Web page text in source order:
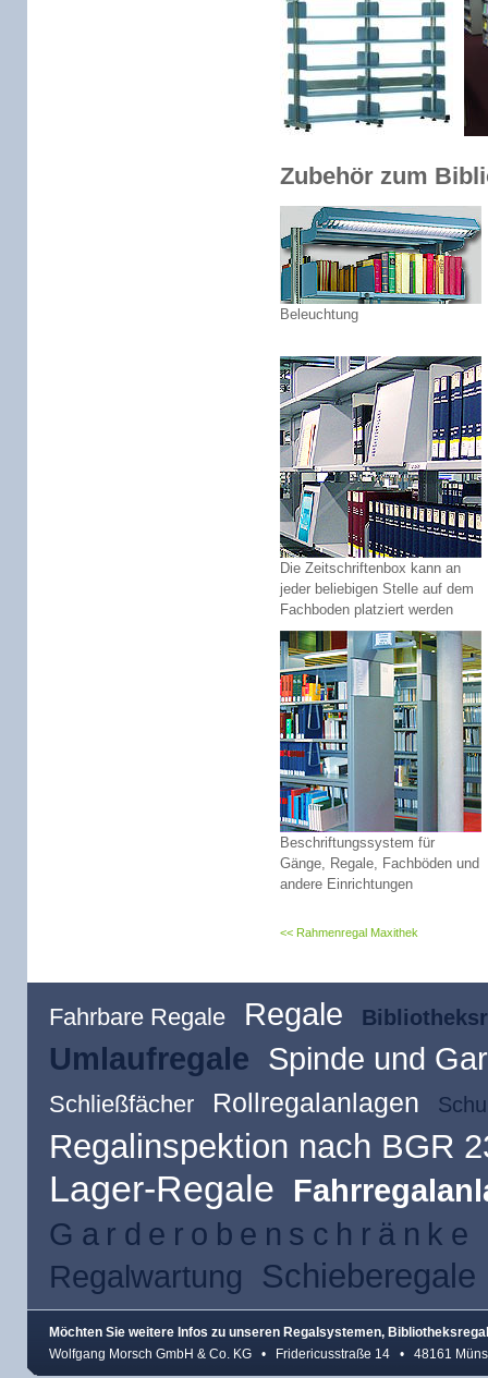
Zubehör zum
Beleuchtung
Die Zeitschriftenbox kann an
jeder beliebigen Stelle auf dem
Fachboden platziert werden
Beschriftungssystem für
Gänge, Regale, Fachböden und
andere Einrichtungen
Rahmenregal Maxithek
Fahrbare Regale Regale
Umlaufregale Spinde und
Schließfächer Rollregalanlagen
Regalinspektion nach BGR
Lager-Regale
Garderobenschränke
Regalwartung
Schieberegale
Möchten Sie weitere Infos zu unseren Regalsystemen,
Wolfgang Morsch GmbH & Co. KG • Fridericusstraße 14 • 48161